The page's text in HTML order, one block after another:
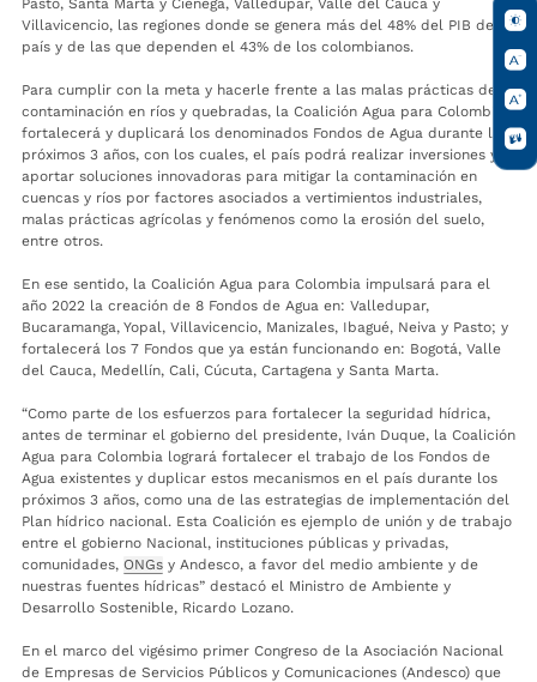
Pasto, Santa Marta y Ciénega, Valledupar, Valle del Cauca y
Villavicencio, las regiones donde se genera más del 48% del PIB del
país y de las que dependen el 43% de los colombianos.
Para cumplir con la meta y hacerle frente a las malas prácticas de
contaminación en ríos y quebradas, la Coalición Agua para Colombia
fortalecerá y duplicará los denominados Fondos de Agua durante los
próximos 3 años, con los cuales, el país podrá realizar inversiones y
aportar soluciones innovadoras para mitigar la contaminación en
cuencas y ríos por factores asociados a vertimientos industriales,
malas prácticas agrícolas y fenómenos como la erosión del suelo,
entre otros.
En ese sentido, la Coalición Agua para Colombia impulsará para el
año 2022 la creación de 8 Fondos de Agua en: Valledupar,
Bucaramanga, Yopal, Villavicencio, Manizales, Ibagué, Neiva y Pasto; y
fortalecerá los 7 Fondos que ya están funcionando en: Bogotá, Valle
del Cauca, Medellín, Cali, Cúcuta, Cartagena y Santa Marta.
“Como parte de los esfuerzos para fortalecer la seguridad hídrica,
antes de terminar el gobierno del presidente, Iván Duque, la Coalición
Agua para Colombia logrará fortalecer el trabajo de los Fondos de
Agua existentes y duplicar estos mecanismos en el país durante los
próximos 3 años, como una de las estrategias de implementación del
Plan hídrico nacional. Esta Coalición es ejemplo de unión y de trabajo
entre el gobierno Nacional, instituciones públicas y privadas,
comunidades, ONGs y Andesco, a favor del medio ambiente y de
nuestras fuentes hídricas” destacó el Ministro de Ambiente y
Desarrollo Sostenible, Ricardo Lozano.
En el marco del vigésimo primer Congreso de la Asociación Nacional
de Empresas de Servicios Públicos y Comunicaciones (Andesco) que